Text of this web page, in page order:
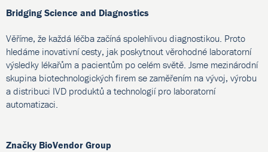
Bridging Science and Diagnostics
Věříme, že každá léčba začíná spolehlivou diagnostikou. Proto
hledáme inovativní cesty, jak poskytnout věrohodné laboratorní
výsledky lékařům a pacientům po celém světě. Jsme mezinárodní
skupina biotechnologických firem se zaměřením na vývoj, výrobu
a distribuci IVD produktů a technologií pro laboratorní
automatizaci.
Značky BioVendor Group